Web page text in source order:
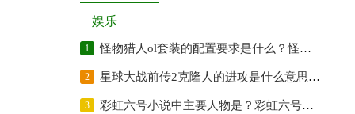
娱乐
1 怪物猎人ol套装的配置要求是什么？怪物猎人的原名是什么？
2 星球大战前传2克隆人的进攻是什么意思？星球大战前传2的故事梗概是?
3 彩虹六号小说中主要人物是？彩虹六号游戏故事题材改编自小说吗？